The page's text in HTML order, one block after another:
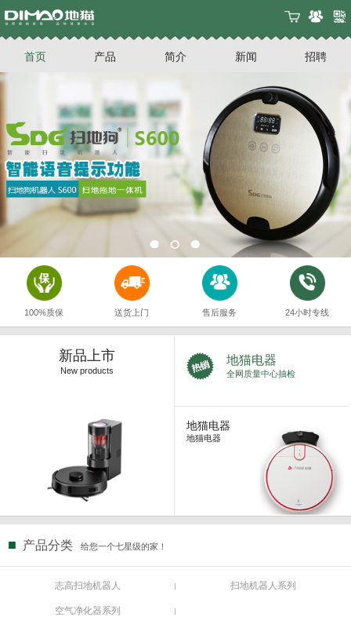
首页 产品 简介 新闻 招聘
100%质保 送货上门 售后服务 24小时专线
新品上市
New products
地猫电器
全网质量中心抽检
地猫电器
地猫电器
■ 产品分类 给您一个七星级的家！
志高扫地机器人 扫地机器人系列
空气净化器系列